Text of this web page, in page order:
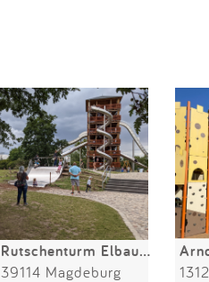
Rutschenturm Elbauenpark
39114 Magdeburg